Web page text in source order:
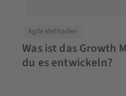
Agile Methoden
Was ist das Growth
du es entwickeln?